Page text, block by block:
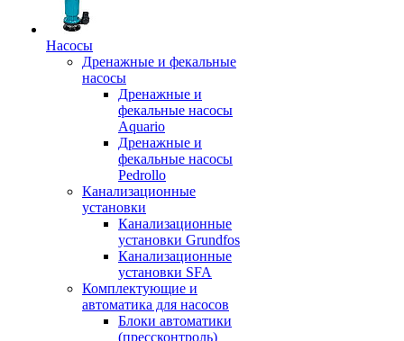
Насосы
Дренажные и фекальные
насосы
Дренажные и
фекальные насосы
Aquario
Дренажные и
фекальные насосы
Pedrollo
Канализационные
установки
Канализационные
установки Grundfos
Канализационные
установки SFA
Комплектующие и
автоматика для насосов
Блоки автоматики
(прессконтроль)